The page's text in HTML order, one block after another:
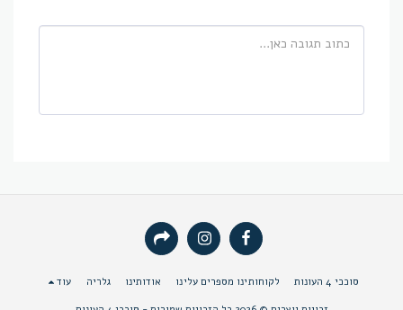
סוככי 4 העונות לקוחותינו מספרים עלינו אודותינו גלריה עוד